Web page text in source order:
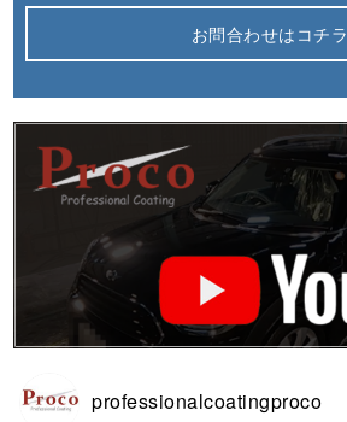
お問合わせはコチラ
professionalcoatingproco